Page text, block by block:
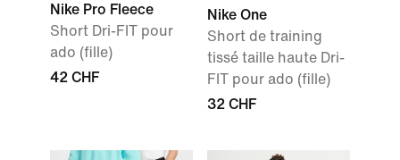
Nike Pro Fleece
Short Dri-FIT pour
ado (fille)
42 CHF
Nike One
Short de training
tissé taille haute Dri-
FIT pour ado (fille)
32 CHF